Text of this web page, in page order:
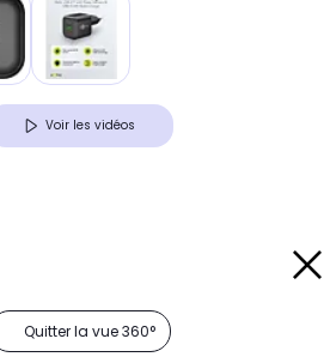
Voir les vidéos
Quitter la vue 360°